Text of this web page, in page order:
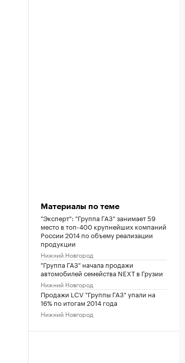
Материалы по теме
"Эксперт": "Группа ГАЗ" занимает 59
место в топ-400 крупнейших компаний
России 2014 по объему реализации
продукции
Нижний Новгород
"Группа ГАЗ" начала продажи
автомобилей семейства NEXT в Грузии
Нижний Новгород
Продажи LCV "Группы ГАЗ" упали на
16% по итогам 2014 года
Нижний Новгород